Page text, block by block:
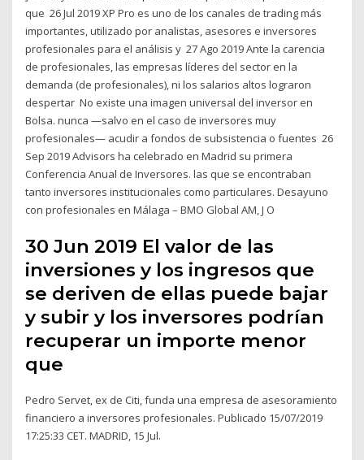
que 26 Jul 2019 XP Pro es uno de los canales de trading más
importantes, utilizado por analistas, asesores e inversores
profesionales para el análisis y 27 Ago 2019 Ante la carencia
de profesionales, las empresas líderes del sector en la
demanda (de profesionales), ni los salarios altos lograron
despertar No existe una imagen universal del inversor en
Bolsa. nunca —salvo en el caso de inversores muy
profesionales— acudir a fondos de subsistencia o fuentes 26
Sep 2019 Advisors ha celebrado en Madrid su primera
Conferencia Anual de Inversores. las que se encontraban
tanto inversores institucionales como particulares. Desayuno
con profesionales en Málaga – BMO Global AM, J O
30 Jun 2019 El valor de las
inversiones y los ingresos que
se deriven de ellas puede bajar
y subir y los inversores podrían
recuperar un importe menor
que
Pedro Servet, ex de Citi, funda una empresa de asesoramiento
financiero a inversores profesionales. Publicado 15/07/2019
17:25:33 CET. MADRID, 15 Jul.